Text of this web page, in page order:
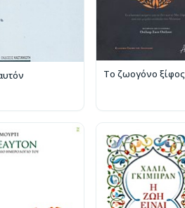
Το ζωογόνο ξίφος